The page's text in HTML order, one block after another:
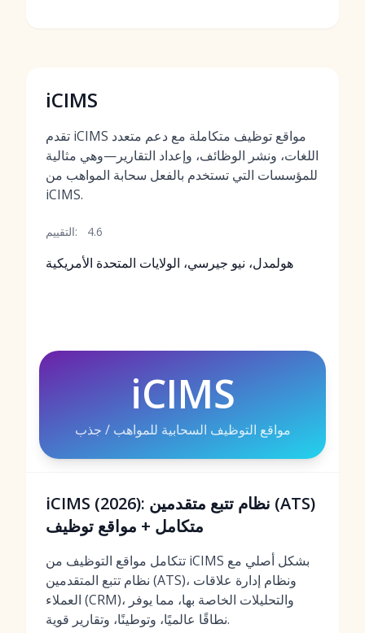
iCIMS
تقدم iCIMS مواقع توظيف متكاملة مع دعم متعدد
اللغات، ونشر الوظائف، وإعداد التقارير—وهي مثالية
للمؤسسات التي تستخدم بالفعل سحابة المواهب من
iCIMS.
التقييم: 4.6
هولمدل، نيو جيرسي، الولايات المتحدة الأمريكية
iCIMS
مواقع التوظيف السحابية للمواهب / جذب
iCIMS (2026): نظام تتبع متقدمين (ATS)
متكامل + مواقع توظيف
تتكامل مواقع التوظيف من iCIMS بشكل أصلي مع
نظام تتبع المتقدمين (ATS)، ونظام إدارة علاقات
العملاء (CRM)، والتحليلات الخاصة بها، مما يوفر
نطاقًا عالميًا، وتوطينًا، وتقارير قوية.